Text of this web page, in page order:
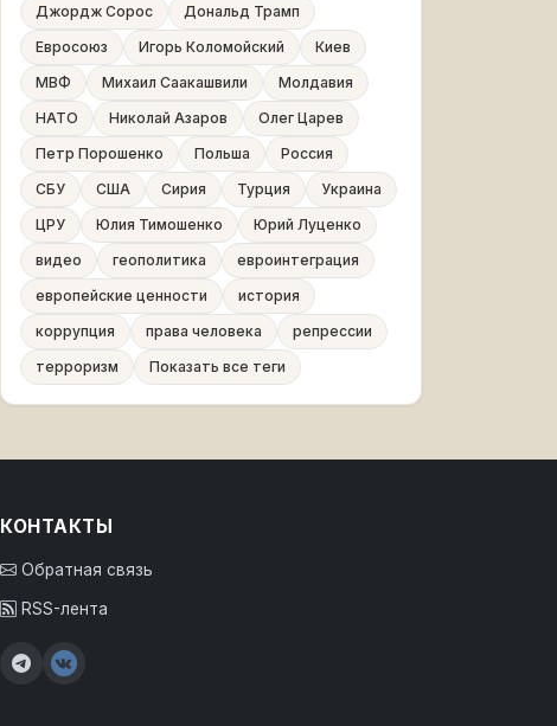
Джордж Сорос
Дональд Трамп
Евросоюз
Игорь Коломойский
Киев
МВФ
Михаил Саакашвили
Молдавия
НАТО
Николай Азаров
Олег Царев
Петр Порошенко
Польша
Россия
СБУ
США Сирия Турция
Украина
ЦРУ
Юлия Тимошенко
Юрий Луценко
видео
геополитика
евроинтеграция
европейские ценности
история
коррупция
права человека
репрессии
терроризм
Показать все теги
КОНТАКТЫ
Обратная связь
RSS-лента